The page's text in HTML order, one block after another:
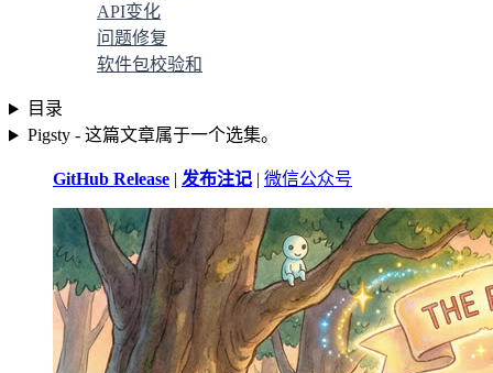
API变化
问题修复
软件包校验和
目录
Pigsty - 这篇文章属于一个选集。
GitHub Release 发布注记 微信公众号